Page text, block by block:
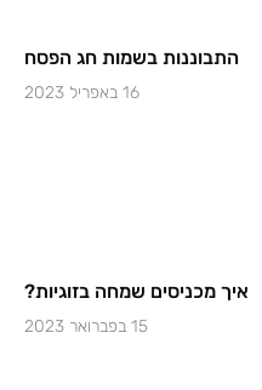
התבוננות בשמות חג הפסח
16 באפריל 2023
איך מכניסים שמחה בזוגיות?
15 בפברואר 2023